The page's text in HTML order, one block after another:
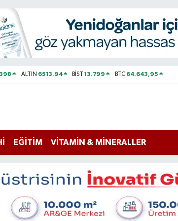
ALTIN 6513.94 BİST13.799 BTC 64.643,95
EĞİTİM VİTAMİN & MİNERALLER